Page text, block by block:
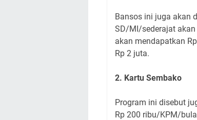
Bansos ini juga akan
SD/MI/sederajat
akan mendapatkan
Rp 2 juta.
2. Kartu Sembako
Program ini disebut
Rp 200 ribu/KPM/